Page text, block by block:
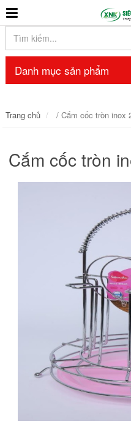
Danh mục sản phẩm
Trang chủ / Cắm cốc tròn inox
Cắm cốc tròn